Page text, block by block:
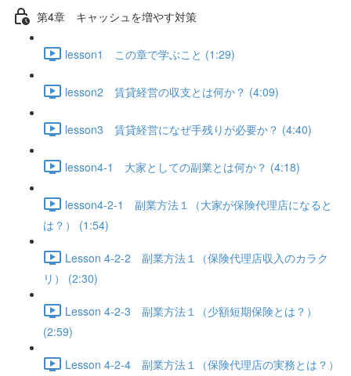
第4章 キャッシュを増やす対策
lesson1 この章で学ぶこと (1:29)
lesson2 賃貸経営の収支とは何か？ (4:09)
lesson3 賃貸経営になぜ手残りが必要か？ (4:40)
lesson4-1 大家としての副業とは何か？ (4:18)
lesson4-2-1 副業方法１（大家が保険代理店になると
は？） (1:54)
Lesson 4-2-2 副業方法１（保険代理店収入のカラク
リ） (2:30)
Lesson 4-2-3 副業方法１（少額短期保険とは？）
(2:59)
Lesson 4-2-4 副業方法１（保険代理店の実務とは？）